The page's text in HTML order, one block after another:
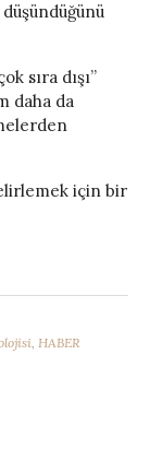
sıra dışı”
daha da
için bir
, HABER